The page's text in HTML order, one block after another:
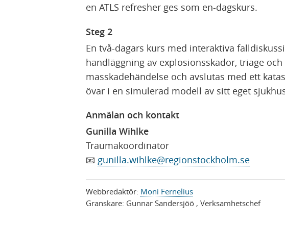
en ATLS refresher ges som en-dagskurs.
Steg 2
En två-dagars kurs med interaktiva
handläggning av explosionsskador, triage
masskadehändelse och avslutas med ett
övar i en simulerad modell av sitt eget
Anmälan och kontakt
Gunilla Wihlke
Traumakoordinator
📧 gunilla.wihlke@regionstockholm.se
Webbredaktör: Moni Fernelius
Granskare: Gunnar Sandersjöö , Verksamhetschef